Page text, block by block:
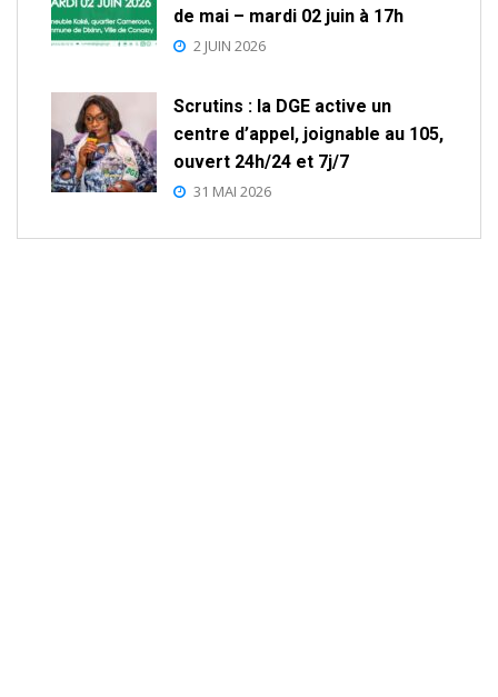
de mai – mardi 02 juin à 17h
2 JUIN 2026
Scrutins : la DGE active un
centre d’appel, joignable au 105,
ouvert 24h/24 et 7j/7
31 MAI 2026